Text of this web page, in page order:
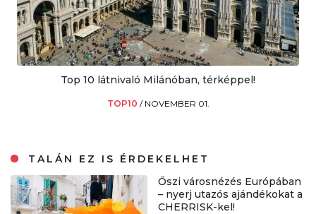
Top 10 látnivaló Milánóban, térképpel!
TOP10 / NOVEMBER 01.
TALÁN EZ IS ÉRDEKELHET
Őszi városnézés Európában
– nyerj utazós ajándékokat a
CHERRISK-kel!